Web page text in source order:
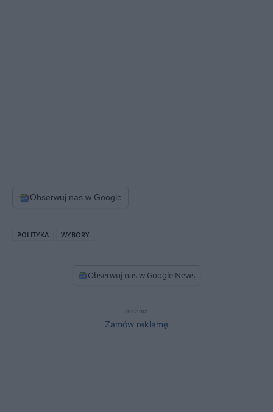
Obserwuj nas w Google
POLITYKA WYBORY
Obserwuj nas w Google News
reklama
Zamów reklamę